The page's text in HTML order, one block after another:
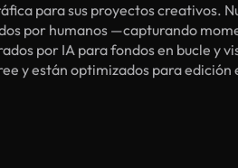
para sus proyectos creativos.
por humanos —capturando
por IA para fondos en bucle y
y están optimizados para edición